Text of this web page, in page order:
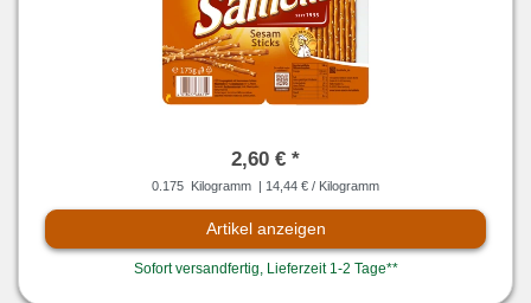
2,60 € *
0.175 Kilogramm | 14,44 € / Kilogramm
Artikel anzeigen
Sofort versandfertig, Lieferzeit 1-2 Tage**